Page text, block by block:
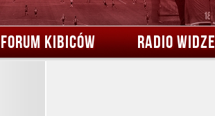
FORUM KIBICÓW RADIO